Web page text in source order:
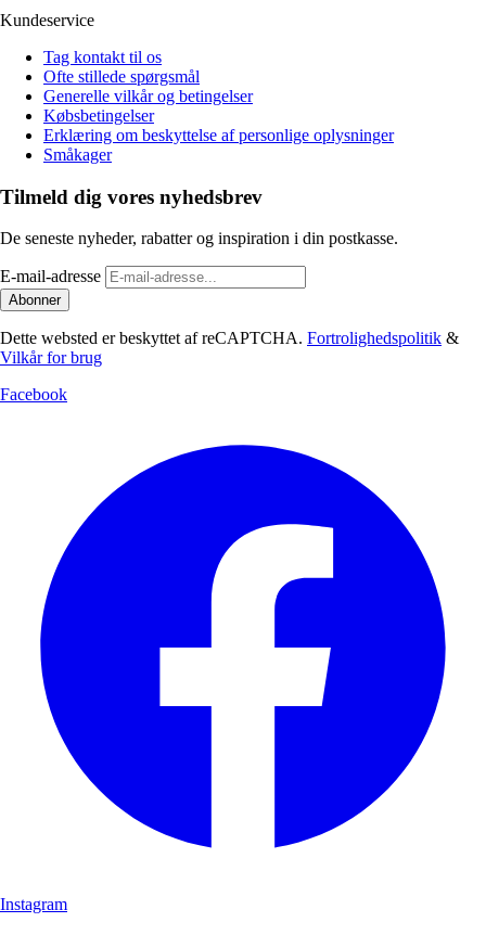
Kundeservice
Tag kontakt til os
Ofte stillede spørgsmål
Generelle vilkår og betingelser
Købsbetingelser
Erklæring om beskyttelse af personlige oplysninger
Småkager
Tilmeld dig vores nyhedsbrev
De seneste nyheder, rabatter og inspiration i din postkasse.
E-mail-adresse
Abonner
Dette websted er beskyttet af reCAPTCHA. Fortrolighedspolitik &
Vilkår for brug
Facebook
Instagram